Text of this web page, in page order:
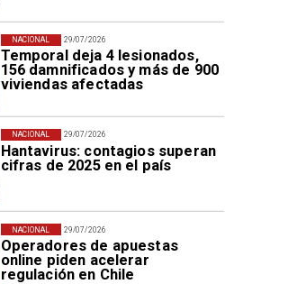
29/07/2026
Temporal deja 4 lesionados,
156 damnificados y más de 900
viviendas afectadas
NACIONAL
29/07/2026
Hantavirus: contagios superan
cifras de 2025 en el país
NACIONAL
29/07/2026
Operadores de apuestas
online piden acelerar
regulación en Chile
NACIONAL